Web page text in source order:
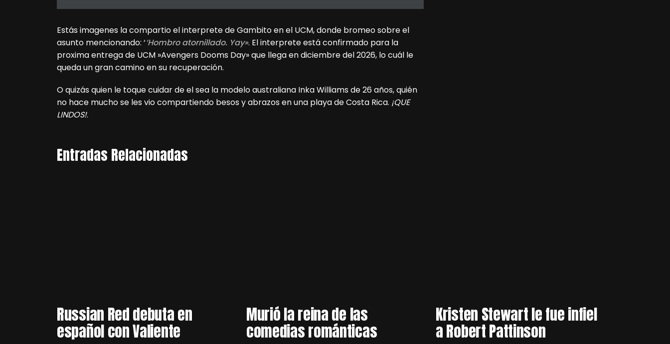
Estás imagenes la compartio el interprete de Gambito en el UCM, donde bromeo sobre el
asunto mencionando: ‘‘Hombro atornillado. Yay». El interprete está confirmado para la
proxima entrega de UCM »Avengers Dooms Day» que llega en diciembre del 2026, lo cuál le
queda un gran camino en su recuperación.
O quizás quien le toque cuidar de el sea la modelo australiana Inka Williams de 26 años, quién
no hace mucho se les vio compartiendo besos y abrazos en una playa de Costa Rica. ¡QUE
LINDOS!.
Entradas Relacionadas
Russian Red debuta en
español con Valiente
Murió la reina de las
comedias románticas
Kristen Stewart le fue infiel
a Robert Pattinson